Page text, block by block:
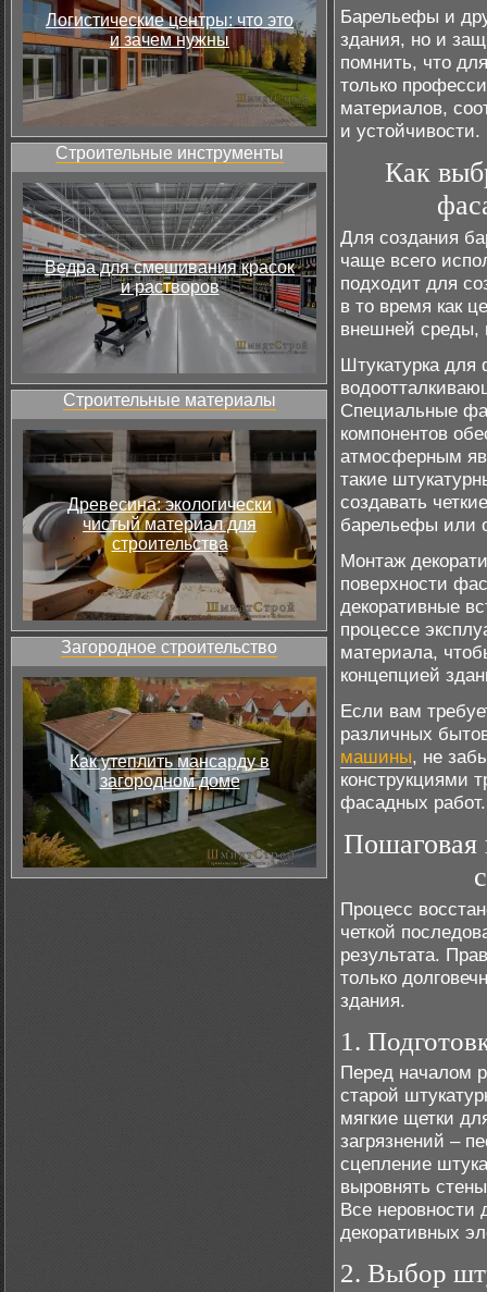
Логистические центры: что это
и зачем нужны
Строительные инструменты
Ведра для смешивания красок
и растворов
Строительные материалы
Древесина: экологически
чистый материал для
строительства
Загородное строительство
Как утеплить мансарду в
загородном доме
Барельефы и
здания, но и
помнить, что
только
материалов,
и устойчивости.
Как
Для создания
чаще всего
подходит для
в то время как
внешней среды,
Штукатурка
Специальные
компонентов
атмосферным
такие
создавать
барельефы или
Монтаж
поверхности
декоративные
процессе
материала,
концепцией
Если вам
различных
машины, не
конструкциями
фасадных работ.
Пошаговая
Процесс
четкой
результата.
только
здания.
1.
Перед началом
старой
мягкие щетки
загрязнений –
сцепление
выровнять
Все неровности
декоративных
2. Выбор